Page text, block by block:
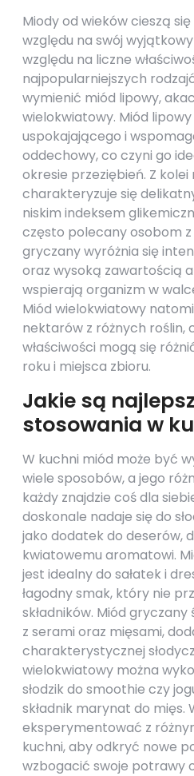
Miody od wieków cieszą
względu na swój
względu na liczne
najpopularniejszych
wymienić miód lipowy,
wielokwiatowy. Miód lipowy
uspokajającego i
oddechowy, co czyni go
okresie przeziębień. Z
charakteryzuje się
niskim indeksem
często polecany osobom
gryczany wyróżnia się
oraz wysoką zawartością
wspierają organizm w
Miód wielokwiatowy
nektarów z różnych roślin,
właściwości mogą się
roku i miejsca zbioru.
Jakie są
stosowania w
W kuchni miód może być
wiele sposobów, a jego
każdy znajdzie coś dla
doskonale nadaje się do
jako dodatek do deserów,
kwiatowemu aromatowi.
jest idealny do sałatek i
łagodny smak, który nie
składników. Miód
z serami oraz mięsami,
charakterystycznej
wielokwiatowy można
słodzik do smoothie czy
składnik marynat do mięs.
eksperymentować z
kuchni, aby odkryć nowe
wzbogacić swoje potrawy